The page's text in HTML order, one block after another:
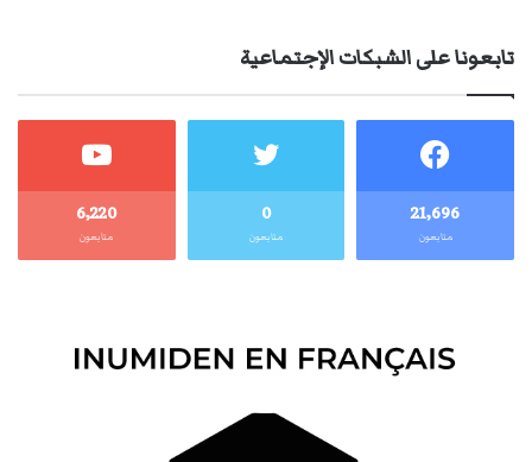
تابعونا على الشبكات الإجتماعية
21٬696
متابعون
0
متابعون
6٬220
متابعون